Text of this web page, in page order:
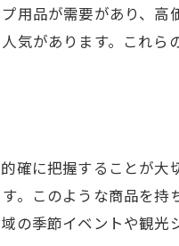
用品が需要があり、高
気があります。これら
確に把握することが大
。このような商品を持
の季節イベントや観光